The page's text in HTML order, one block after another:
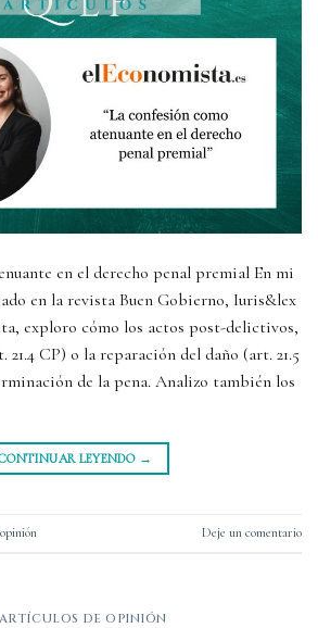
en el derecho penal premial En mi
en la revista Buen Gobierno, Iuris&lex
exploro cómo los actos post-delictivos,
CP) o la reparación del daño (art. 21.5
de la pena. Analizo también los
LEYENDO →
Deje un comentario
ARTÍCULOS DE OPINIÓN